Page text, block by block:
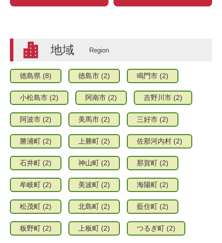
地域
徳島県 (8) 徳島市 (2) 鳴門市 (2)
小松島市 (2) 阿南市 (2) 吉野川市 (2)
阿波市 (2) 美馬市 (2) 三好市 (2)
勝浦町 (2) 上勝町 (2) 佐那河内村 (2)
石井町 (2) 神山町 (2) 那賀町 (2)
牟岐町 (2) 美波町 (2) 海陽町 (2)
松茂町 (2) 北島町 (2) 藍住町 (2)
板野町 (2) 上板町 (2) つるぎ町 (2)